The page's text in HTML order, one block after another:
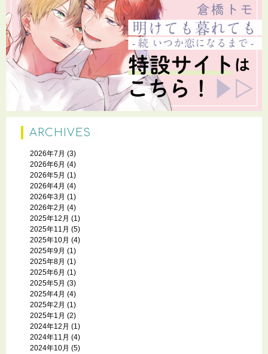
ARCHIVES
2026年7月 (3)
2026年6月 (4)
2026年5月 (1)
2026年4月 (4)
2026年3月 (1)
2026年2月 (4)
2025年12月 (1)
2025年11月 (5)
2025年10月 (4)
2025年9月 (1)
2025年8月 (1)
2025年6月 (1)
2025年5月 (3)
2025年4月 (4)
2025年2月 (1)
2025年1月 (2)
2024年12月 (1)
2024年11月 (4)
2024年10月 (5)